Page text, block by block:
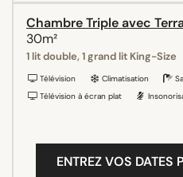
Chambre Triple avec
30m²
1 lit double, 1 grand lit King-Size
Télévision Climatisation
Télévision à écran plat
ENTREZ VOS DATES